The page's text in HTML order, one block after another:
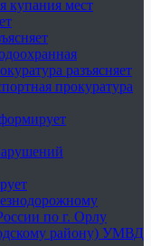
купания мест
разъясняет
прокуратура
по г. Орлу
району) УМВД